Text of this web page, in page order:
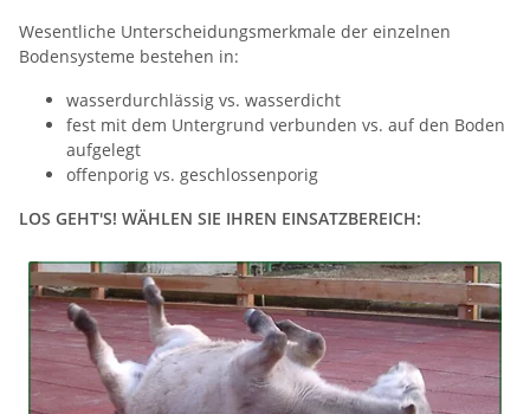
Wesentliche Unterscheidungsmerkmale der einzelnen
Bodensysteme bestehen in:
wasserdurchlässig vs. wasserdicht
fest mit dem Untergrund verbunden vs. auf den Boden
aufgelegt
offenporig vs. geschlossenporig
LOS GEHT'S! WÄHLEN SIE IHREN EINSATZBEREICH: